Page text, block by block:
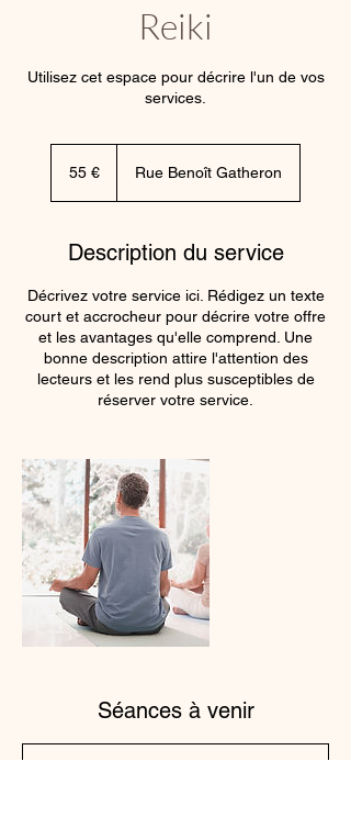
Reiki
Utilisez cet espace pour décrire l'un de vos
services.
55 € Rue Benoît Gatheron
Description du service
Décrivez votre service ici. Rédigez un texte
court et accrocheur pour décrire votre offre
et les avantages qu'elle comprend. Une
bonne description attire l'attention des
lecteurs et les rend plus susceptibles de
réserver votre service.
Séances à venir